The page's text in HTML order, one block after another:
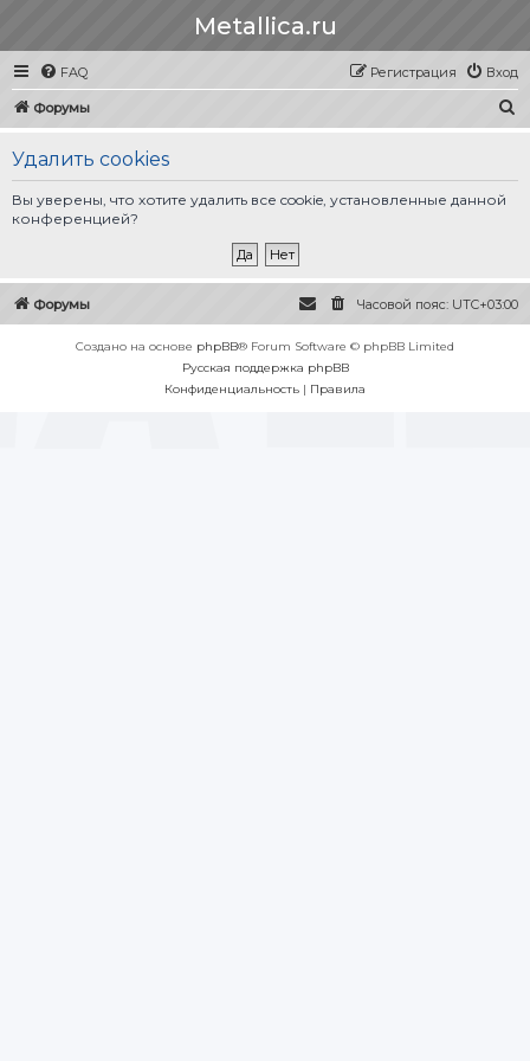
Metallica.ru
FAQ Вход
Регистрация
Форумы
Удалить cookies
Вы уверены, что хотите удалить все cookie, установленные данной
конференцией?
Форумы Часовой пояс: UTC+03:00
Создано на основе phpBB® Forum Software © phpBB Limited
Русская поддержка phpBB
Конфиденциальность | Правила